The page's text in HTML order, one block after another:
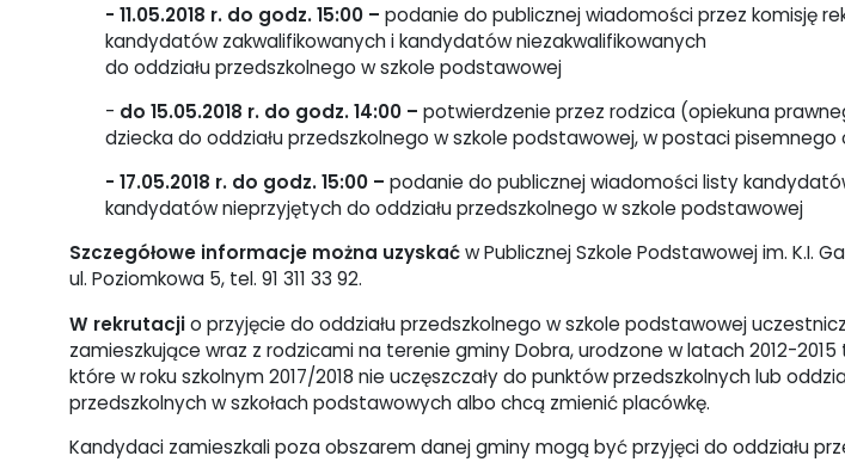
- 11.05.2018 r. do godz. 15:00 –podanie do publicznej wiadomości przez komisję
kandydatów zakwalifikowanych i kandydatów niezakwalifikowanych
do oddziału przedszkolnego w szkole podstawowej
- do 15.05.2018 r. do godz. 14:00 – potwierdzenie przez rodzica (opiekuna
dziecka do oddziału przedszkolnego w szkole podstawowej, w postaci pisemnego
- 17.05.2018 r. do godz. 15:00 –podanie do publicznej wiadomości listy
kandydatów nieprzyjętych do oddziału przedszkolnego w szkole podstawowej
Szczegółowe informacje można uzyskaćw Publicznej Szkole Podstawowej im. K.I.
ul. Poziomkowa 5, tel. 91 311 33 92.
W rekrutacjio przyjęcie do oddziału przedszkolnego w szkole podstawowej
zamieszkujące wraz z rodzicami na terenie gminy Dobra, urodzone w latach 2012-2015
które w roku szkolnym 2017/2018 nie uczęszczały do punktów przedszkolnych lub
przedszkolnych w szkołach podstawowych albo chcą zmienić placówkę.
Kandydaci zamieszkali poza obszarem danej gminy mogą być przyjęci do oddziału